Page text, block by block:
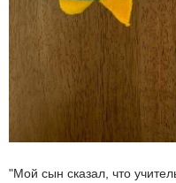
"Мой сын сказал, что